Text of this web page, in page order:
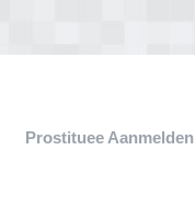
Prostituee Aanmelden